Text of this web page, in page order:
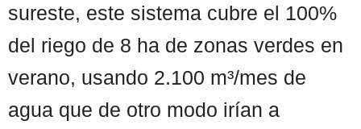
sureste, este sistema cubre el 100%
del riego de 8 ha de zonas verdes en
verano, usando 2.100 m³/mes de
agua que de otro modo irían a